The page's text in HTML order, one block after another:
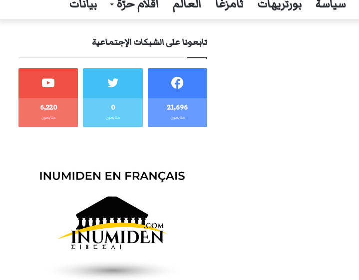
سياسة بورتريهات ثامزغا العالم أقلام حرّة بيانات
تابعونا على الشبكات الإجتماعية
21٬696
متابعون
0
متابعون
6٬220
متابعون